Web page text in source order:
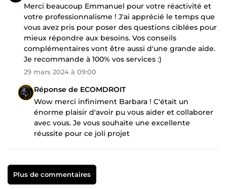
Merci beaucoup Emmanuel pour votre réactivité et
votre professionnalisme ! J'ai apprécié le temps que
vous avez pris pour poser des questions ciblées pour
mieux répondre aux besoins. Vos conseils
complémentaires vont être aussi d'une grande aide.
Je recommande à 100% vos services :)
29 mars 2024 à 09:00
Réponse de ECOMDROIT
Wow merci infiniment Barbara ! C'était un
énorme plaisir d'avoir pu vous aider et collaborer
avec vous. Je vous souhaite une excellente
réussite pour ce joli projet
Plus de commentaires